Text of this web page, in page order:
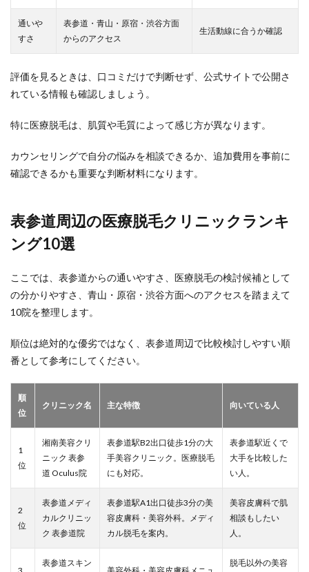
通いや
すさ
表参道・青山・原宿・渋谷方面
からのアクセス
生活動線に合うか確認
評価を見るときは、口コミだけで判断せず、公式サイトで公開さ
れている情報も確認しましょう。
特に医療脱毛は、肌質や毛質によって感じ方が異なります。
カウンセリングで自分の悩みを相談できるか、追加費用を事前に
確認できるかも重要な判断材料になります。
表参道周辺の医療脱毛クリニックランキ
ング10選
ここでは、表参道からの通いやすさ、医療脱毛の検討候補として
の分かりやすさ、青山・原宿・渋谷方面へのアクセスを踏まえて
10院を整理します。
順位は絶対的な優劣ではなく、表参道周辺で比較検討しやすい順
番として参考にしてください。
順
位
クリニック名 主な特徴 向いている人
1
位
湘南美容クリ
ニック 表参
道 Oculus院
表参道駅B2出口徒歩1分の大
手美容クリニック。医療脱毛
にも対応。
表参道駅近くで
大手を比較した
い人。
2
位
表参道メディ
カルクリニッ
ク 表参道院
表参道駅A1出口徒歩3分の美
容皮膚科・美容外科。メディ
カル脱毛を案内。
美容皮膚科で肌
相談もしたい
人。
表参道スキン
脱毛以外の美容